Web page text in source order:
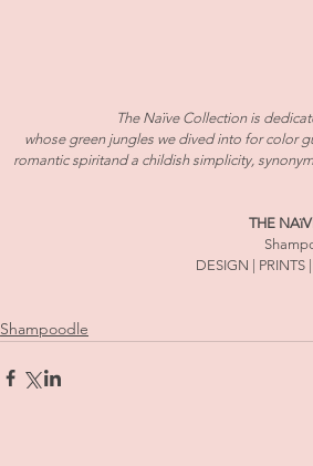
The Naïve Collection is
whose green jungles we dived into for color
romantic spiritand a childish simplicity,
THE
DESIGN | PRINTS
Shampoodle